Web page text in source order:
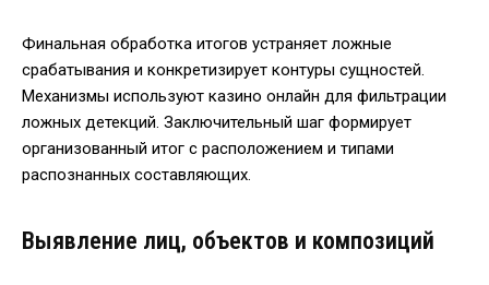
Финальная обработка итогов устраняет ложные
срабатывания и конкретизирует контуры сущностей.
Механизмы используют казино онлайн для фильтрации
ложных детекций. Заключительный шаг формирует
организованный итог с расположением и типами
распознанных составляющих.
Выявление лиц, объектов и композиций